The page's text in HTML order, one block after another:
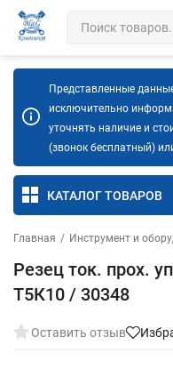
Представленные
исключительно
уточнять наличие и
(звонок бесплатный)
КАТАЛОГ ТОВАРОВ
Главная / Инструмент и
Резец ток. прох.
Т5К10 / 30348
Оставить отзыв